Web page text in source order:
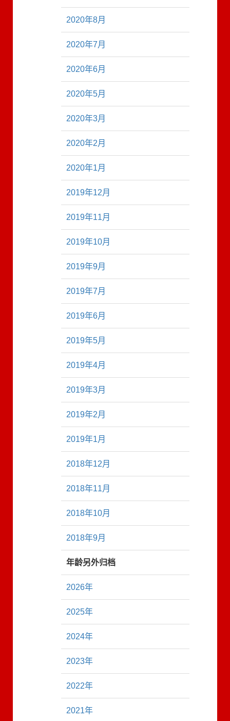
2020年8月
2020年7月
2020年6月
2020年5月
2020年3月
2020年2月
2020年1月
2019年12月
2019年11月
2019年10月
2019年9月
2019年7月
2019年6月
2019年5月
2019年4月
2019年3月
2019年2月
2019年1月
2018年12月
2018年11月
2018年10月
2018年9月
年龄另外归档
2026年
2025年
2024年
2023年
2022年
2021年